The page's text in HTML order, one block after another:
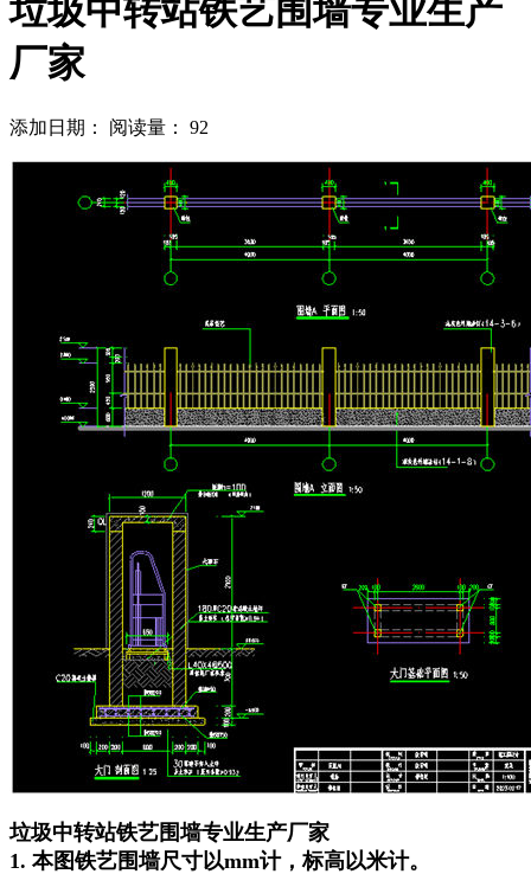
垃圾中转站铁艺围墙专业生产
厂家
添加日期： 阅读量： 92
垃圾中转站铁艺围墙专业生产厂家
1. 本图铁艺围墙尺寸以mm计，标高以米计。